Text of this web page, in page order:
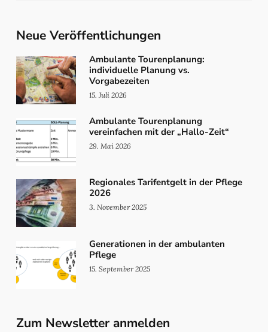
Neue Veröffentlichungen
Ambulante Tourenplanung:
individuelle Planung vs.
Vorgabezeiten
15. Juli 2026
Ambulante Tourenplanung
vereinfachen mit der „Hallo-Zeit“
29. Mai 2026
Regionales Tarifentgelt in der Pflege
2026
3. November 2025
Generationen in der ambulanten
Pflege
15. September 2025
Zum Newsletter anmelden